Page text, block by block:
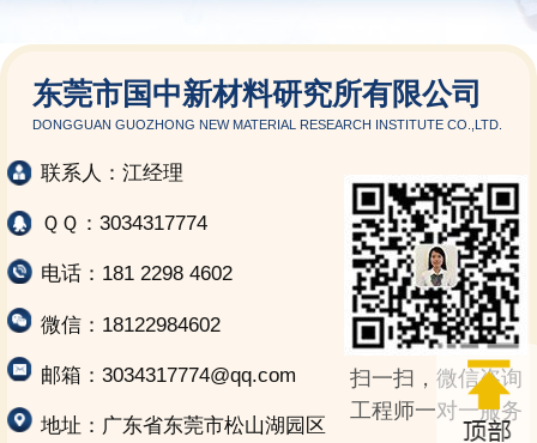
东莞市国中新材料研究所有限公司
DONGGUAN GUOZHONG NEW MATERIAL RESEARCH INSTITUTE CO.,LTD.
联系人：江经理
ＱＱ：3034317774
电话：181 2298 4602
微信：18122984602
邮箱：3034317774@qq.com
地址：广东省东莞市松山湖园区
扫一扫，微信咨询
工程师一对一服务